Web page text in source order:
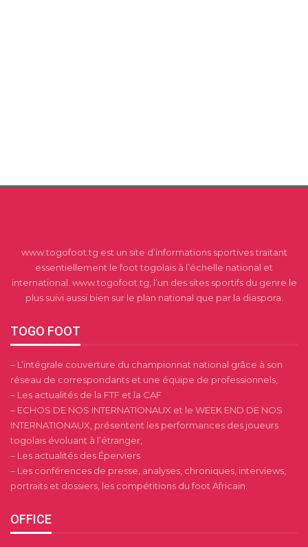
www.togofoot.tg est un site d’informations sportives traitant
essentiellement le foot togolais à l’échelle national et
international. www.togofoot.tg, l’un des sites sportifs du genre le
plus suivi aussi bien sur le plan national que par la diaspora.
TOGO FOOT
– L’intégrale couverture du championnat national grâce à son
réseau de correspondants et une équipe de professionnels,
– Les actualités de la FTF et la CAF
– ECHOS DE NOS INTERNATIONAUX et le WEEK END DE NOS
INTERNATIONAUX, présentent les performances des joueurs
togolais évoluant à l’étranger,
– Les actualités des Éperviers
– Les conférences de presse, analyses, chroniques, interviews,
portraits et dossiers, les compétitions du foot Africain.
OFFICE